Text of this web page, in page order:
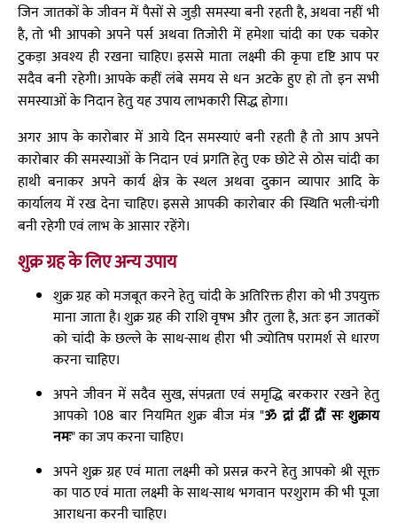
जिन जातकों के जीवन में पैसों से जुड़ी समस्या बनी रहती है, अथवा नहीं भी
है, तो भी आपको अपने पर्स अथवा तिजोरी में हमेशा चांदी का एक चकोर
टुकड़ा अवश्य ही रखना चाहिए। इससे माता लक्ष्मी की कृपा दृष्टि आप पर
सदैव बनी रहेगी। आपके कहीं लंबे समय से धन अटके हुए हो तो इन सभी
समस्याओं के निदान हेतु यह उपाय लाभकारी सिद्ध होगा।
अगर आप के कारोबार में आये दिन समस्याएं बनी रहती है तो आप अपने
कारोबार की समस्याओं के निदान एवं प्रगति हेतु एक छोटे से ठोस चांदी का
हाथी बनाकर अपने कार्य क्षेत्र के स्थल अथवा दुकान व्यापार आदि के
कार्यालय में रख देना चाहिए। इससे आपकी कारोबार की स्थिति भली-चंगी
बनी रहेगी एवं लाभ के आसार रहेंगे।
शुक्र ग्रह के लिए अन्य उपाय
शुक्र ग्रह को मजबूत करने हेतु चांदी के अतिरिक्त हीरा को भी उपयुक्त
माना जाता है। शुक्र ग्रह की राशि वृषभ और तुला है, अतः इन जातकों
को चांदी के छल्ले के साथ-साथ हीरा भी ज्योतिष परामर्श से धारण
करना चाहिए।
अपने जीवन में सदैव सुख, संपन्नता एवं समृद्धि बरकरार रखने हेतु
आपको 108 बार नियमित शुक्र बीज मंत्र "ॐ द्रां द्रीं द्रौं सः शुक्राय
नमः" का जप करना चाहिए।
अपने शुक्र ग्रह एवं माता लक्ष्मी को प्रसन्न करने हेतु आपको श्री सूक्त
का पाठ एवं माता लक्ष्मी के साथ-साथ भगवान परशुराम की भी पूजा
आराधना करनी चाहिए।